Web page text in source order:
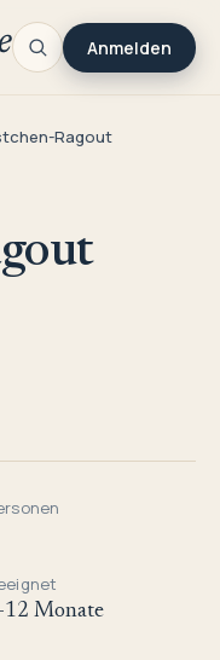
Anmelden
Ragout
12 Monate